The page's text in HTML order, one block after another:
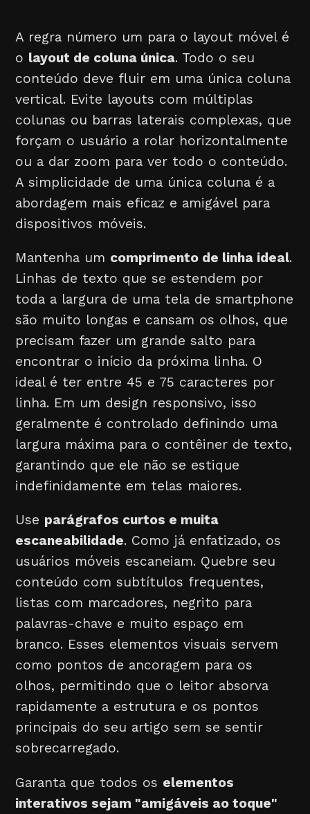
A regra número um para o layout móvel é
o layout de coluna única. Todo o seu
conteúdo deve fluir em uma única coluna
vertical. Evite layouts com múltiplas
colunas ou barras laterais complexas, que
forçam o usuário a rolar horizontalmente
ou a dar zoom para ver todo o conteúdo.
A simplicidade de uma única coluna é a
abordagem mais eficaz e amigável para
dispositivos móveis.
Mantenha um comprimento de linha ideal.
Linhas de texto que se estendem por
toda a largura de uma tela de smartphone
são muito longas e cansam os olhos, que
precisam fazer um grande salto para
encontrar o início da próxima linha. O
ideal é ter entre 45 e 75 caracteres por
linha. Em um design responsivo, isso
geralmente é controlado definindo uma
largura máxima para o contêiner de texto,
garantindo que ele não se estique
indefinidamente em telas maiores.
Use parágrafos curtos e muita
escaneabilidade. Como já enfatizado, os
usuários móveis escaneiam. Quebre seu
conteúdo com subtítulos frequentes,
listas com marcadores, negrito para
palavras-chave e muito espaço em
branco. Esses elementos visuais servem
como pontos de ancoragem para os
olhos, permitindo que o leitor absorva
rapidamente a estrutura e os pontos
principais do seu artigo sem se sentir
sobrecarregado.
Garanta que todos os elementos
interativos sejam "amigáveis ao toque"